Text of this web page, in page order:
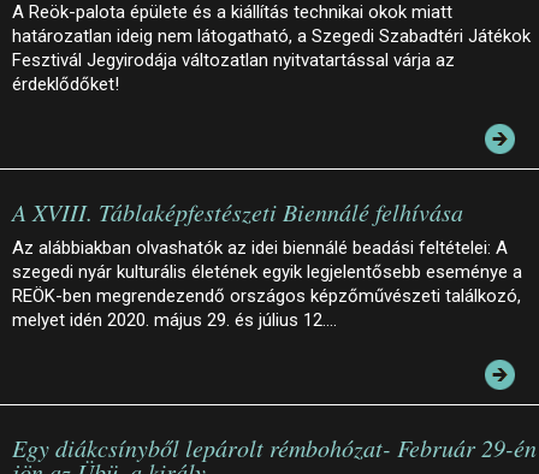
A Reök-palota épülete és a kiállítás technikai okok miatt
határozatlan ideig nem látogatható, a Szegedi Szabadtéri Játékok
Fesztivál Jegyirodája változatlan nyitvatartással várja az
érdeklődőket!
A XVIII. Táblaképfestészeti Biennálé felhívása
Az alábbiakban olvashatók az idei biennálé beadási feltételei: A
szegedi nyár kulturális életének egyik legjelentősebb eseménye a
REÖK-ben megrendezendő országos képzőművészeti találkozó,
melyet idén 2020. május 29. és július 12.…
Egy diákcsínyből lepárolt rémbohózat- Február 29-én